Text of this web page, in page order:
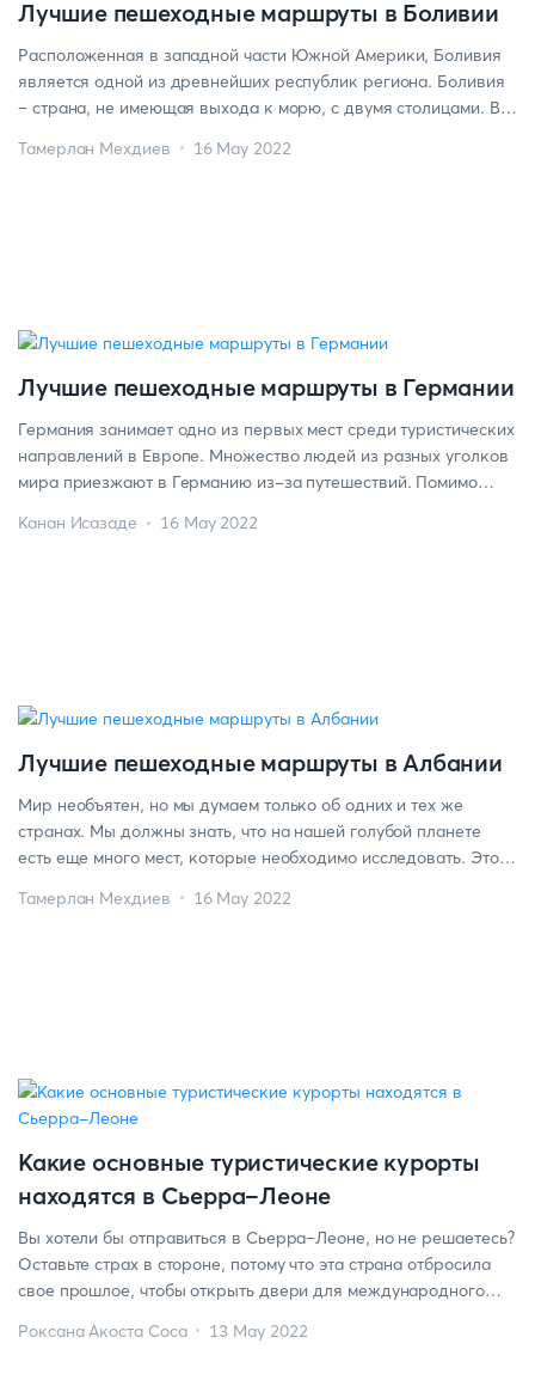
Лучшие пешеходные маршруты в Боливии
Расположенная в западной части Южной Америки, Боливия
является одной из древнейших республик региона. Боливия
– страна, не имеющая выхода к морю, с двумя столицами. Вы
непонятно. Скажем так, это связано с политической системой
Тамерлан Мехдиев 16 May 2022
Лучшие пешеходные маршруты в Германии
Германия занимает одно из первых мест среди туристических
направлений в Европе. Множество людей из разных уголков
мира приезжают в Германию из-за путешествий. Помимо
населения. Это вполне объяснимо, ведь в стране прекрасная
Канан Исазаде 16 May 2022
Лучшие пешеходные маршруты в Албании
Мир необъятен, но мы думаем только об одних и тех же
странах. Мы должны знать, что на нашей голубой планете
есть еще много мест, которые необходимо исследовать. Это
Коллезиум – это чудеса света. Однако не стоит отказывать
Тамерлан Мехдиев 16 May 2022
Какие основные туристические курорты
находятся в Сьерра-Леоне
Вы хотели бы отправиться в Сьерра–Леоне, но не решаетесь?
Оставьте страх в стороне, потому что эта страна отбросила
свое прошлое, чтобы открыть двери для международного
идеальные для незабываемых приключений. Дружелюбные
Роксана Акоста Соса 13 May 2022